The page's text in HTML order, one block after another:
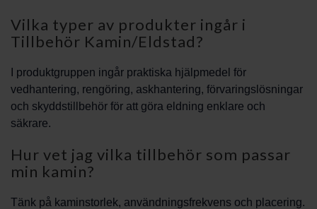
Vilka typer av produkter ingår i
Tillbehör Kamin/Eldstad?
I produktgruppen ingår praktiska hjälpmedel för
vedhantering, rengöring, askhantering, förvaringslösningar
och skyddstillbehör för att göra eldning enklare och
säkrare.
Hur vet jag vilka tillbehör som passar
min kamin?
Tänk på kaminstorlek, användningsfrekvens och placering.